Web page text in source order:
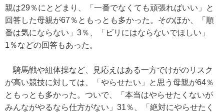
親は29％にとどまり、「一番でなくても頑張ればいい」と
回答した母親が67％ともっとも多かった。そのほか、「順
番は気にならない」3％、「ビリにはならないでほしい」
1％などの回答もあった。
騎馬戦や組体操など、見応えはある一方でけがのリスク
が高い競技に対しては、「やらせたい」と思う母親が64％
ともっとも多かった。ついで、「本当はやらせたくないが
みんながやるなら仕方がない」31％、「絶対にやらせたく